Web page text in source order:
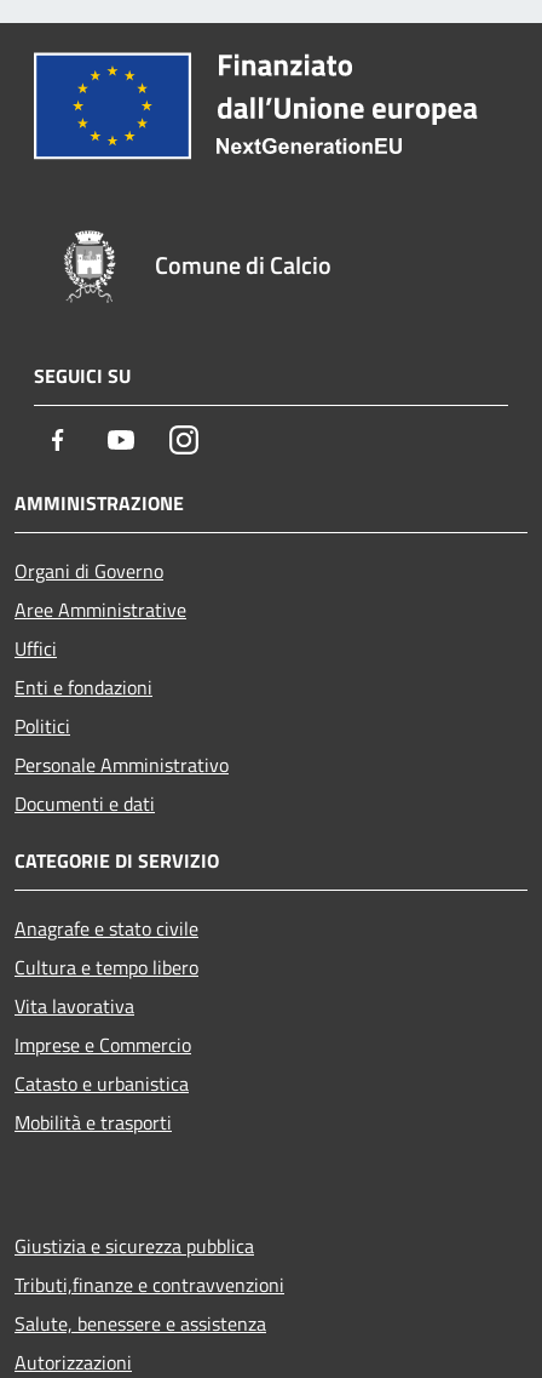
Comune di Calcio
SEGUICI SU
Facebook YoutubeInstagram
AMMINISTRAZIONE
Organi di Governo
Aree Amministrative
Uffici
Enti e fondazioni
Politici
Personale Amministrativo
Documenti e dati
CATEGORIE DI SERVIZIO
Anagrafe e stato civile
Cultura e tempo libero
Vita lavorativa
Imprese e Commercio
Catasto e urbanistica
Mobilità e trasporti
Giustizia e sicurezza pubblica
Tributi,finanze e contravvenzioni
Salute, benessere e assistenza
Autorizzazioni